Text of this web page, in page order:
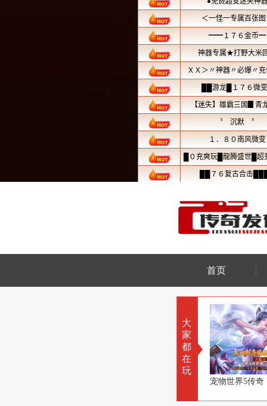
首页
大
家
都
在
玩
永恒公益传奇